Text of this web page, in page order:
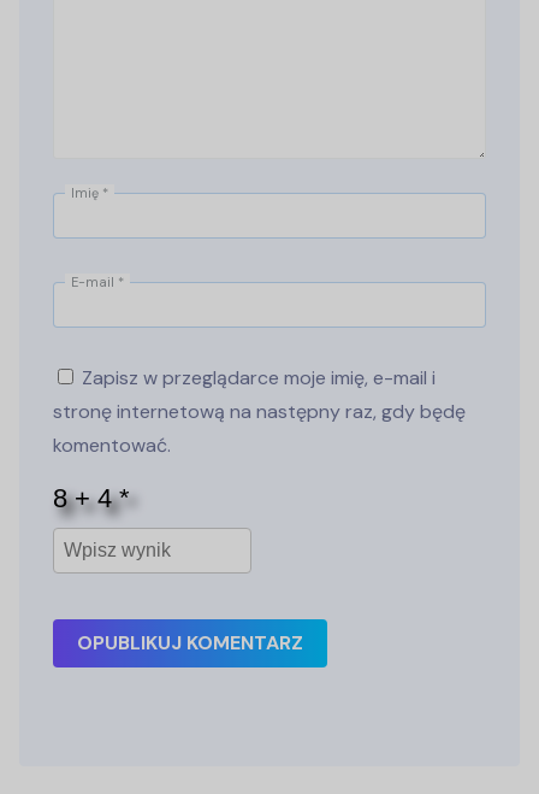
Imię *
E-mail *
Zapisz w przeglądarce moje imię, e-mail i
stronę internetową na następny raz, gdy będę
komentować.
OPUBLIKUJ KOMENTARZ